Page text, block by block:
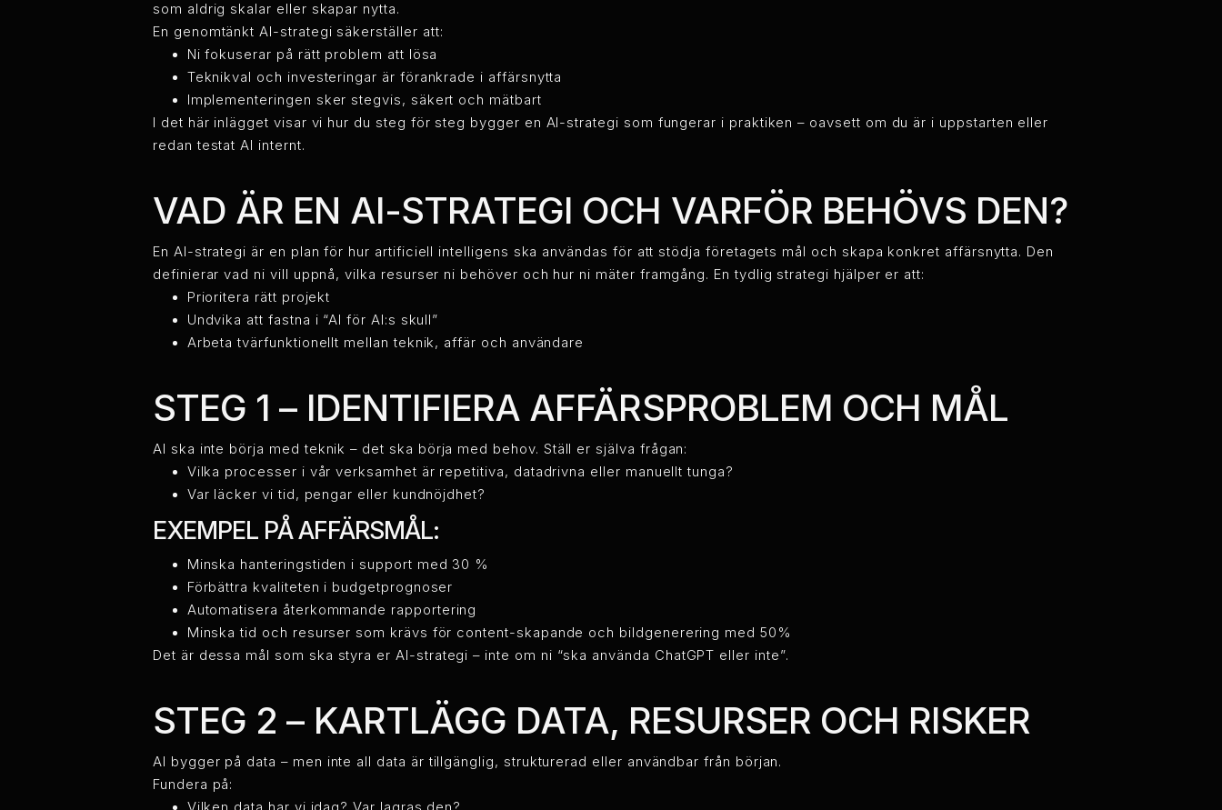
som aldrig skalar eller skapar nytta.
En genomtänkt AI-strategi säkerställer att:
Ni fokuserar på rätt problem att lösa
Teknikval och investeringar är förankrade i affärsnytta
Implementeringen sker stegvis, säkert och mätbart
I det här inlägget visar vi hur du steg för steg bygger en AI-strategi som fungerar i praktiken – oavsett om du är i uppstarten eller
redan testat AI internt.
VAD ÄR EN AI-STRATEGI OCH VARFÖR BEHÖVS DEN?
En AI-strategi är en plan för hur artificiell intelligens ska användas för att stödja företagets mål och skapa konkret affärsnytta. Den
definierar vad ni vill uppnå, vilka resurser ni behöver och hur ni mäter framgång. En tydlig strategi hjälper er att:
Prioritera rätt projekt
Undvika att fastna i “AI för AI:s skull”
Arbeta tvärfunktionellt mellan teknik, affär och användare
STEG 1 – IDENTIFIERA AFFÄRSPROBLEM OCH MÅL
AI ska inte börja med teknik – det ska börja med behov. Ställ er själva frågan:
Vilka processer i vår verksamhet är repetitiva, datadrivna eller manuellt tunga?
Var läcker vi tid, pengar eller kundnöjdhet?
EXEMPEL PÅ AFFÄRSMÅL:
Minska hanteringstiden i support med 30 %
Förbättra kvaliteten i budgetprognoser
Automatisera återkommande rapportering
Minska tid och resurser som krävs för content-skapande och bildgenerering med 50%
Det är dessa mål som ska styra er AI-strategi – inte om ni “ska använda ChatGPT eller inte”.
STEG 2 – KARTLÄGG DATA, RESURSER OCH RISKER
AI bygger på data – men inte all data är tillgänglig, strukturerad eller användbar från början.
Fundera på: